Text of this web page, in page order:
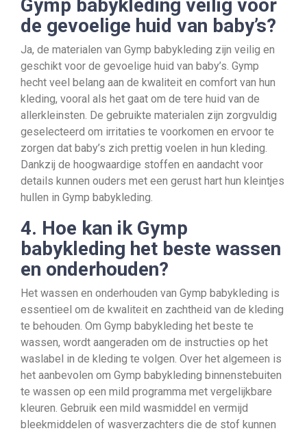
Gymp babykleding veilig voor
de gevoelige huid van baby’s?
Ja, de materialen van Gymp babykleding zijn veilig en
geschikt voor de gevoelige huid van baby’s. Gymp
hecht veel belang aan de kwaliteit en comfort van hun
kleding, vooral als het gaat om de tere huid van de
allerkleinsten. De gebruikte materialen zijn zorgvuldig
geselecteerd om irritaties te voorkomen en ervoor te
zorgen dat baby’s zich prettig voelen in hun kleding.
Dankzij de hoogwaardige stoffen en aandacht voor
details kunnen ouders met een gerust hart hun kleintjes
hullen in Gymp babykleding.
4. Hoe kan ik Gymp
babykleding het beste wassen
en onderhouden?
Het wassen en onderhouden van Gymp babykleding is
essentieel om de kwaliteit en zachtheid van de kleding
te behouden. Om Gymp babykleding het beste te
wassen, wordt aangeraden om de instructies op het
waslabel in de kleding te volgen. Over het algemeen is
het aanbevolen om Gymp babykleding binnenstebuiten
te wassen op een mild programma met vergelijkbare
kleuren. Gebruik een mild wasmiddel en vermijd
bleekmiddelen of wasverzachters die de stof kunnen